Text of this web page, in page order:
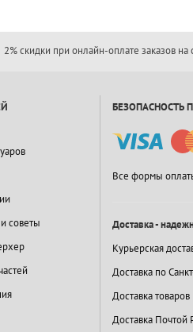
2% скидки при онлайн-оплате заказов на
советы
БЕЗОПАСНОСТЬ
Все формы
Доставка -
Курьерская
Доставка по
Доставка
Доставка Почтой